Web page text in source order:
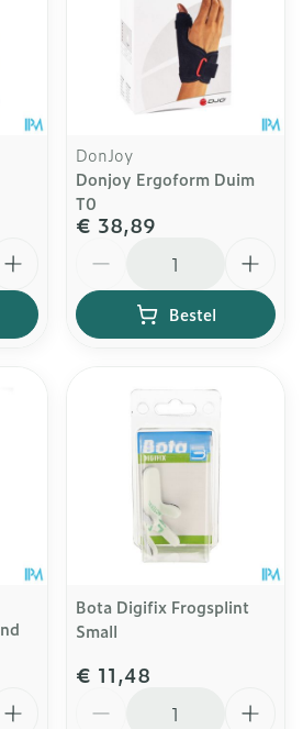
DonJoy
Donjoy Ergoform Duim
T0
€ 38,89
Bestel
Bota Digifix Frogsplint
Small
€ 11,48